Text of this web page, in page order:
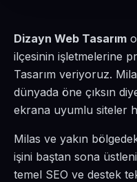
Dizayn Web Tasarım
ilçesinin işletmelerine
Tasarım veriyoruz.
dünyada öne çıksın
ekrana uyumlu siteler
Milas ve yakın
işini baştan sona
temel SEO ve destek